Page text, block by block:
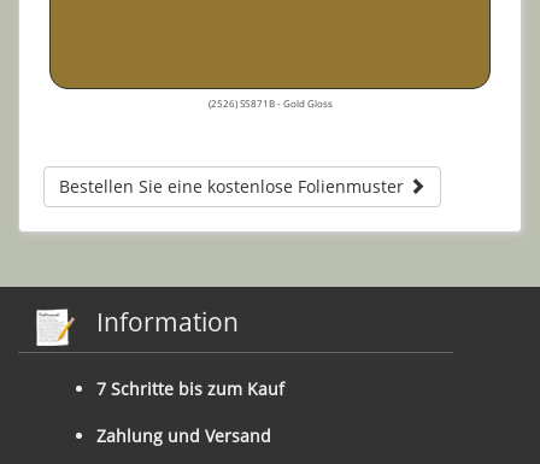
(2526) S5871B - Gold Gloss
Bestellen Sie eine kostenlose Folienmuster
Information
7 Schritte bis zum Kauf
Zahlung und Versand